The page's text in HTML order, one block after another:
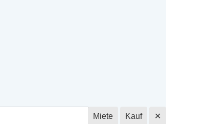
Miete Kauf ✕